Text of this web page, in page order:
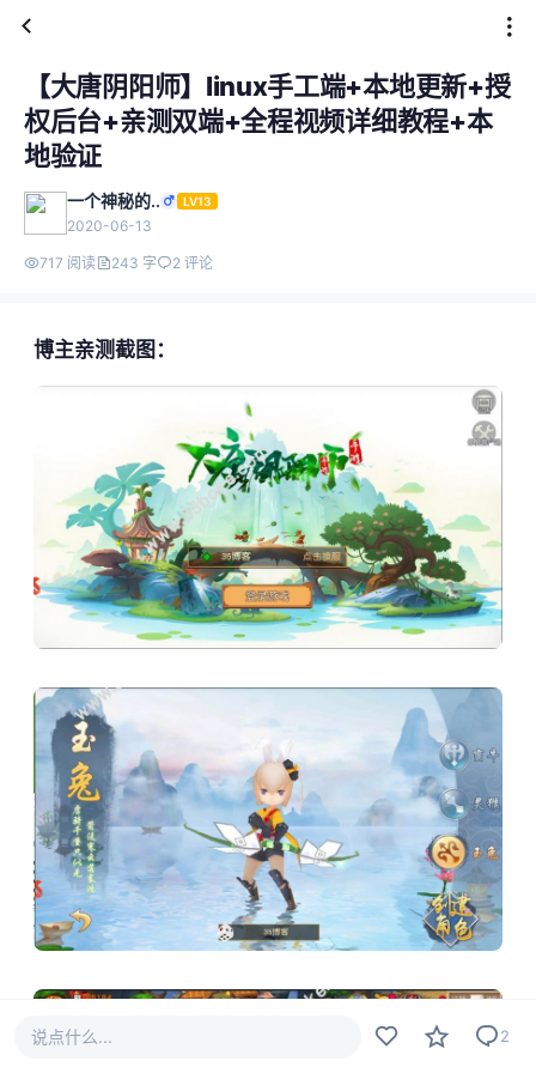
【大唐阴阳师】linux手工端+本地更新+授
权后台+亲测双端+全程视频详细教程+本
地验证
一个神秘的.. LV13
2020-06-13
717 阅读 243 字 2 评论
博主亲测截图：
说点什么... 2